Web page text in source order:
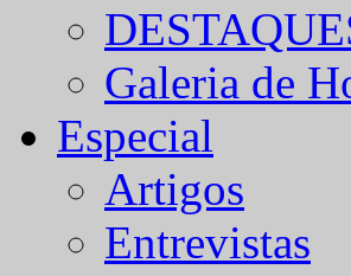
Galeria de
Especial
Artigos
Entrevistas